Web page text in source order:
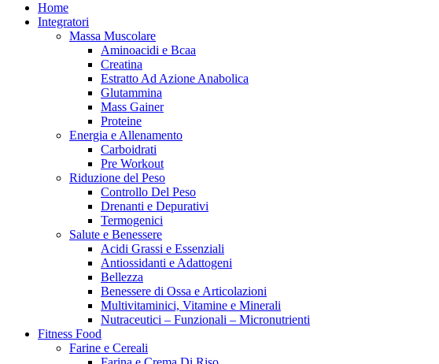
Home
Integratori
Massa Muscolare
Aminoacidi e Bcaa
Creatina
Estratto Ad Azione Anabolica
Glutammina
Mass Gainer
Proteine
Energia e Allenamento
Carboidrati
Pre Workout
Riduzione del Peso
Controllo Del Peso
Drenanti e Depurativi
Termogenici
Salute e Benessere
Acidi Grassi e Essenziali
Antiossidanti e Adattogeni
Bellezza
Benessere di Ossa e Articolazioni
Multivitaminici, Vitamine e Minerali
Nutraceutici – Funzionali – Micronutrienti
Fitness Food
Farine e Cereali